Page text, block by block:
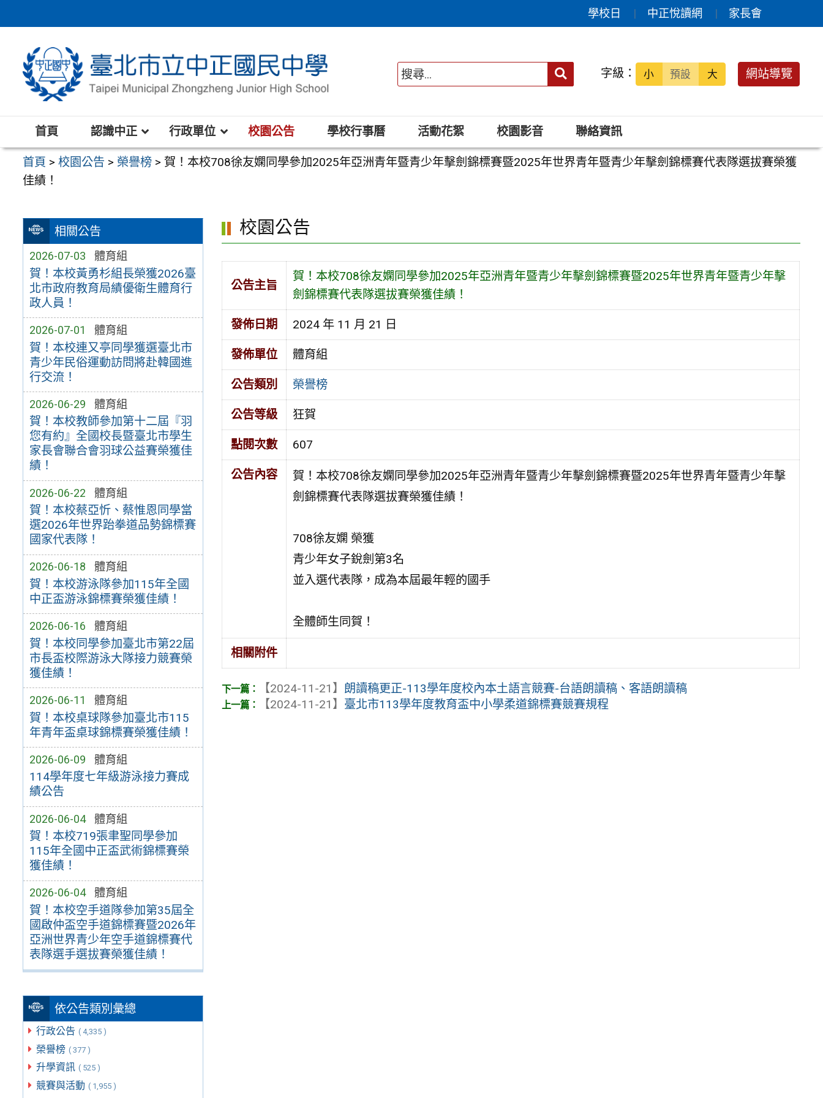
至
區
學校日 中正悅讀網 家長會
送出 字級： 小 預設 大 網站導覽
首頁 認識中正 行政單位 校園公告 學校行事曆 活動花絮 校園影音 聯絡資訊
首頁 >校園公告 > 榮譽榜 >賀！本校708徐友嫻同學參加2025年亞洲青年暨青少年擊劍錦標賽暨2025年世界青年暨青少年擊劍錦標賽代表隊選拔賽榮獲
佳績！
相關公告
2026-07-03 體育組
賀！本校黃勇杉組長榮獲2026臺
北市政府教育局績優衛生體育行
政人員！
2026-07-01 體育組
賀！本校連又亭同學獲選臺北市
青少年民俗運動訪問將赴韓國進
行交流！
2026-06-29 體育組
賀！本校教師參加第十二屆『羽
您有約』全國校長暨臺北市學生
家長會聯合會羽球公益賽榮獲佳
績！
2026-06-22 體育組
賀！本校蔡亞忻、蔡惟恩同學當
選2026年世界跆拳道品勢錦標賽
國家代表隊！
2026-06-18 體育組
賀！本校游泳隊參加115年全國
中正盃游泳錦標賽榮獲佳績！
2026-06-16 體育組
賀！本校同學參加臺北市第22屆
市長盃校際游泳大隊接力競賽榮
獲佳績！
2026-06-11 體育組
賀！本校桌球隊參加臺北市115
年青年盃桌球錦標賽榮獲佳績！
2026-06-09 體育組
114學年度七年級游泳接力賽成
績公告
2026-06-04 體育組
賀！本校719張聿聖同學參加
115年全國中正盃武術錦標賽榮
獲佳績！
2026-06-04 體育組
賀！本校空手道隊參加第35屆全
國啟仲盃空手道錦標賽暨2026年
亞洲世界青少年空手道錦標賽代
表隊選手選拔賽榮獲佳績！
依公告類別彙總
行政公告 ( 4,335 )
榮譽榜 ( 377 )
升學資訊 ( 525 )
競賽與活動 ( 1,955 )
校園公告
公告主旨
賀！本校708徐友嫻同學參加2025年亞洲青年暨青少年擊劍錦標賽暨2025年世界青年暨青少年擊
劍錦標賽代表隊選拔賽榮獲佳績！
發佈日期 2024 年 11 月 21 日
發佈單位 體育組
公告類別 榮譽榜
公告等級 狂賀
點閱次數 607
公告內容
賀！本校708徐友嫻同學參加2025年亞洲青年暨青少年擊劍錦標賽暨2025年世界青年暨青少年擊
劍錦標賽代表隊選拔賽榮獲佳績！
708徐友嫻 榮獲
青少年女子銳劍第3名
並入選代表隊，成為本屆最年輕的國手
全體師生同賀！
相關附件
【2024-11-21】 朗讀稿更正-113學年度校內本土語言競賽-台語朗讀稿、客語朗讀稿
【2024-11-21】 臺北市113學年度教育盃中小學柔道錦標賽競賽規程